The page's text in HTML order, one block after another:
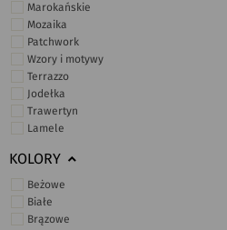
Marokańskie
Mozaika
Patchwork
Wzory i motywy
Terrazzo
Jodełka
Trawertyn
Lamele
KOLORY
Beżowe
Białe
Brązowe